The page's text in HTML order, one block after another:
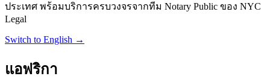
ประเทศ พร้อมบริการครบวงจรจากทีม Notary Public ของ NYC
Legal
Switch to English →
แอฟริกา